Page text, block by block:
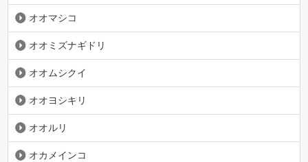
オオマシコ
オオミズナギドリ
オオムシクイ
オオヨシキリ
オオルリ
オカメインコ